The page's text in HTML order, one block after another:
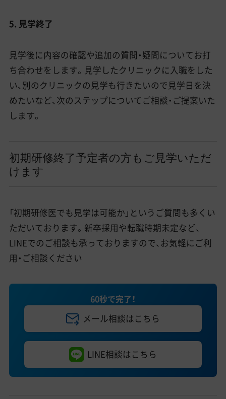
5. 見学終了
見学後に内容の確認や追加の質問・疑問についてお打
ち合わせをします。見学したクリニックに入職をした
い、別のクリニックの見学も行きたいので見学日を決
めたいなど、次のステップについてご相談・ご提案いた
します。
初期研修終了予定者の方もご見学いただ
けます
「初期研修医でも見学は可能か」というご質問も多くい
ただいております。新卒採用や転職時期未定など、
LINEでのご相談も承っておりますので、お気軽にご利
用・ご相談ください
60秒で完了！
メール相談はこちら
LINE相談はこちら